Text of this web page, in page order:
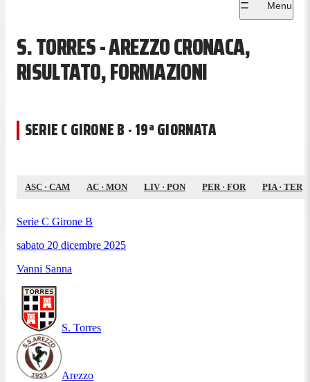
Menu
S. TORRES - AREZZO CRONACA,
RISULTATO, FORMAZIONI
SERIE C GIRONE B · 19ª GIORNATA
ASC · CAM AC · MON LIV· PON PER· FOR PIA· TER
Serie C Girone B
sabato 20 dicembre 2025
Vanni Sanna
S. Torres
Arezzo